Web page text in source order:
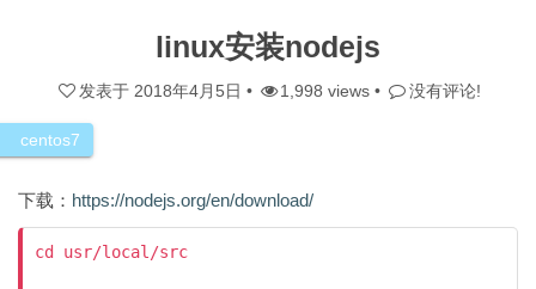
linux安装nodejs
发表于 2018年4月5日 • 1,998 views • 没有评论!
centos7
下载： https://nodejs.org/en/download/
cd usr/local/src